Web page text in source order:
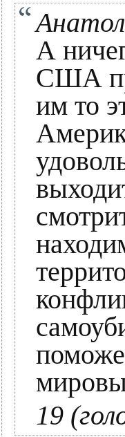
А
США
им то
19